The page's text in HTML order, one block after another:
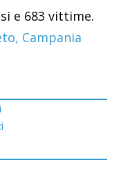
e 683 vittime.
Campania